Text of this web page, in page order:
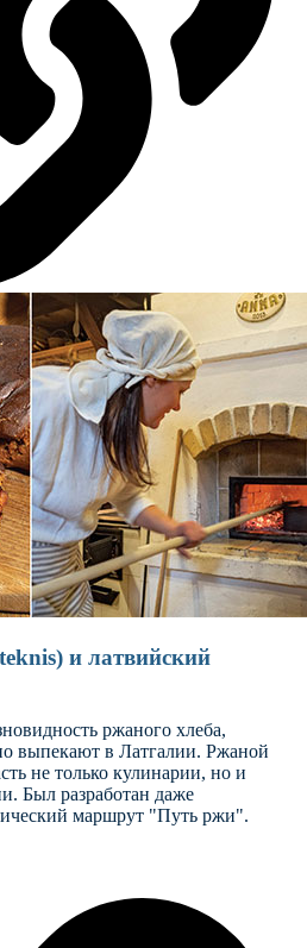
и латвийский
ржаного хлеба,
выпекают в Латгалии. Ржаной
не только кулинарии, но и
Был разработан даже
маршрут "Путь ржи".